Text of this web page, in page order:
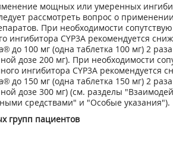
мощных или умеренных
рассмотреть вопрос о
При необходимости
ингибитора CYP3A рекомендуется
® до 100 мг (одна таблетка 100 мг) 2
дозе 200 мг). При необходимости
ингибитора CYP3A рекомендуется
® до 150 мг (одна таблетка 150 мг) 2
дозе 300 мг) (см. разделы
средствами" и "Особые указания").
групп пациентов